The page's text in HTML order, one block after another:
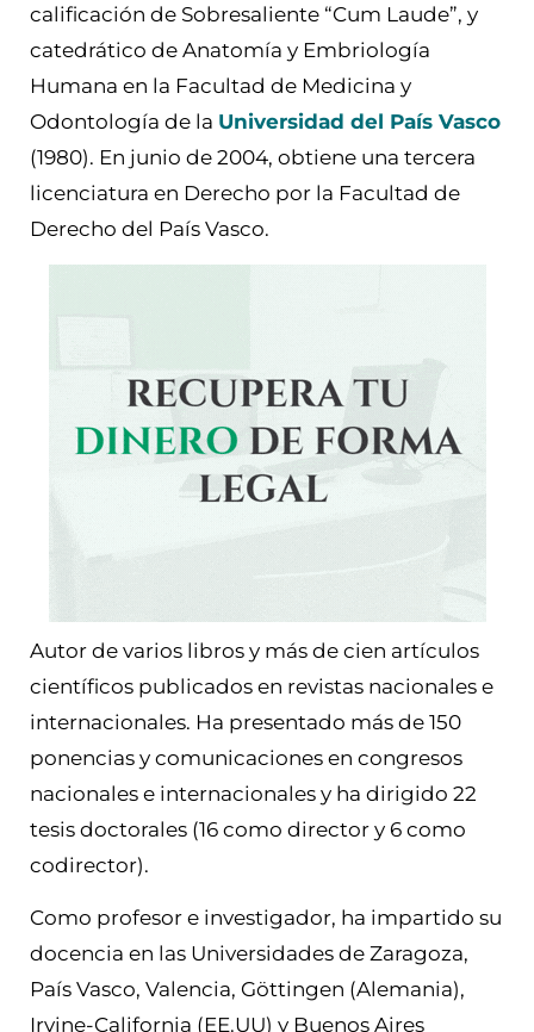
calificación de Sobresaliente “Cum Laude”, y
catedrático de Anatomía y Embriología
Humana en la Facultad de Medicina y
Odontología de la Universidad del País Vasco
(1980). En junio de 2004, obtiene una tercera
licenciatura en Derecho por la Facultad de
Derecho del País Vasco.
Autor de varios libros y más de cien artículos
científicos publicados en revistas nacionales e
internacionales. Ha presentado más de 150
ponencias y comunicaciones en congresos
nacionales e internacionales y ha dirigido 22
tesis doctorales (16 como director y 6 como
codirector).
Como profesor e investigador, ha impartido su
docencia en las Universidades de Zaragoza,
País Vasco, Valencia, Göttingen (Alemania),
Irvine-California (EE.UU) y Buenos Aires